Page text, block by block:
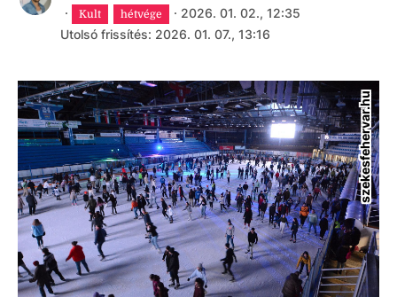
·
Kult hétvége · 2026. 01. 02., 12:35
Utolsó frissítés: 2026. 01. 07., 13:16
szekesfehervar.hu